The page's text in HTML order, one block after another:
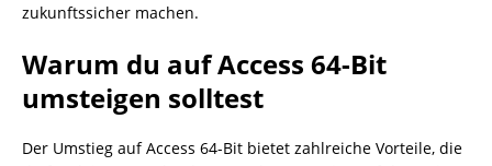
zukunftssicher machen.
Warum du auf Access 64-Bit
umsteigen solltest
Der Umstieg auf Access 64-Bit bietet zahlreiche Vorteile, die